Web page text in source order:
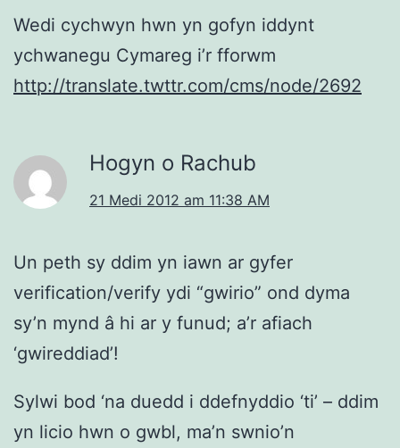
Wedi cychwyn hwn yn gofyn iddynt
ychwanegu Cymareg i’r fforwm
http://translate.twttr.com/cms/node/2692
Hogyn o Rachub
21 Medi 2012 am 11:38 AM
Un peth sy ddim yn iawn ar gyfer
verification/verify ydi “gwirio” ond dyma
sy’n mynd â hi ar y funud; a’r afiach
‘gwireddiad’!
Sylwi bod ‘na duedd i ddefnyddio ‘ti’ – ddim
yn licio hwn o gwbl, ma’n swnio’n